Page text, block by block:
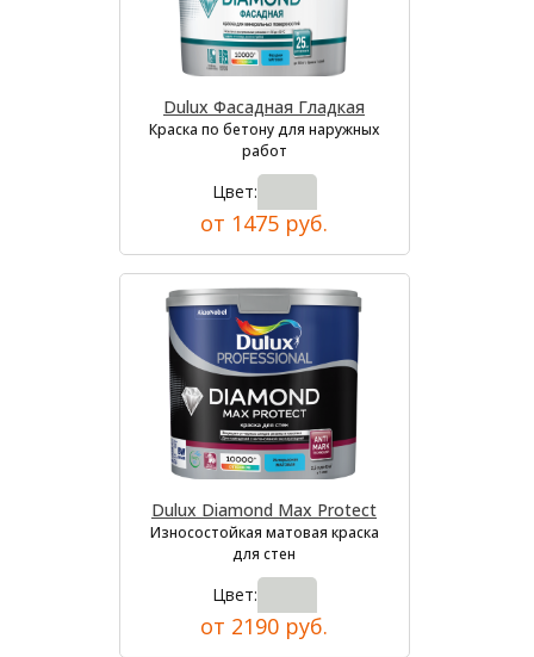
Dulux Фасадная Гладкая
Краска по бетону для наружных
работ
Цвет:
от 1475 руб.
Dulux Diamond Max Protect
Износостойкая матовая краска
для стен
Цвет:
от 2190 руб.